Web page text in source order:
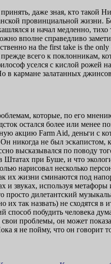
даже зная, кто такой
провинциальной жизни.
и начал медленно,
вполне справедливо
на the first take is the
всего к поклонникам,
уселся с кислой рожей
в кармане залатанных
которые, по его
остался более или менее
акцию Farm Aid, деньги с
никогда не был эскапистом,
высказывался по поводу
при Буше, и что
нарисовал несколько
их жизни сминаются под
звуках, используя метафоры
дилетантский
так назвать) не сходятся в
способ побудить человека
свои проблемы, он может
я не пойму, что он говорит